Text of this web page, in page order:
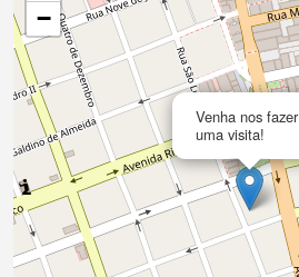
Venha nos fazer
uma visita!
−